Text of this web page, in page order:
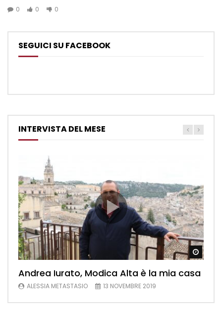
0 0 0
SEGUICI SU FACEBOOK
INTERVISTA DEL MESE
Andrea Iurato, Modica Alta è la mia casa
ALESSIA METASTASIO 13 NOVEMBRE 2019